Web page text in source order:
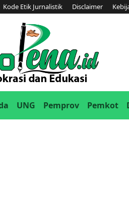
Kode Etik Jurnalistik Disclaimer
(current)
UNG Pemprov Pemkot